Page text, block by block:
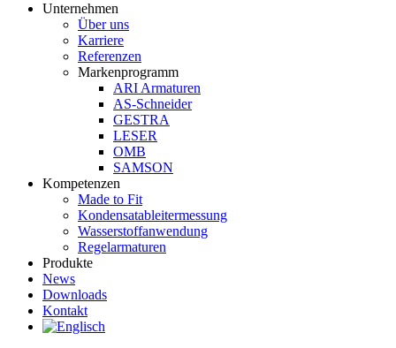
Unternehmen
Über uns
Karriere
Referenzen
Markenprogramm
ARI Armaturen
AS-Schneider
GESTRA
LESER
OMB
SAMSON
Kompetenzen
Made to Fit
Kondensat­ableiter­messung
Wasserstoff­anwendung
Regel­arma­turen
Produkte
News
Downloads
Kontakt